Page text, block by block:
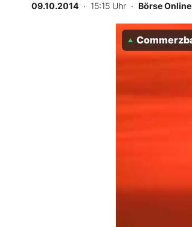
Abo & Shop
BO-Musterdepots
Folgen Sie uns
09.10.2014 · 15:15 Uhr · Börse